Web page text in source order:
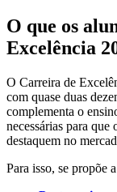
O que os
Excelência
O Carreira de
com quase duas
complementa o
necessárias para que
destaquem no
Para isso, se propõe